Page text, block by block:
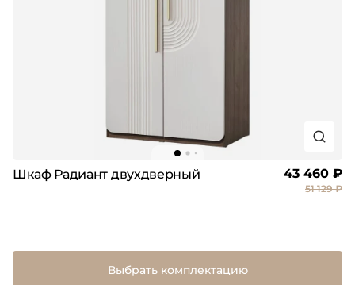
Шкаф Радиант двухдверный 43 460 ₽
51 129 ₽
Выбрать комплектацию